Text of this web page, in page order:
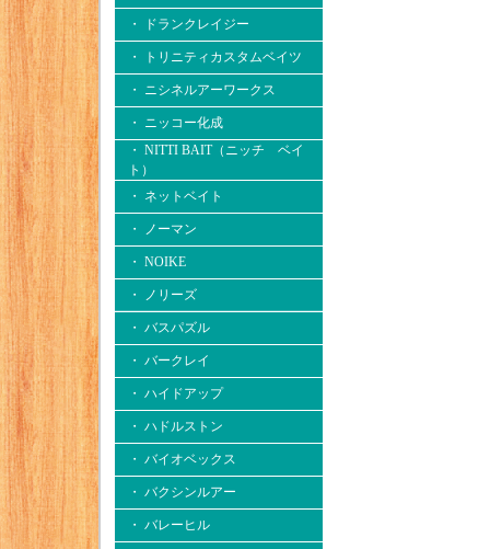
・ ドランクレイジー
・ トリニティカスタムベイツ
・ ニシネルアーワークス
・ ニッコー化成
・ NITTI BAIT（ニッチ ベイ
ト）
・ ネットベイト
・ ノーマン
・ NOIKE
・ ノリーズ
・ バスパズル
・ バークレイ
・ ハイドアップ
・ ハドルストン
・ バイオベックス
・ バクシンルアー
・ バレーヒル